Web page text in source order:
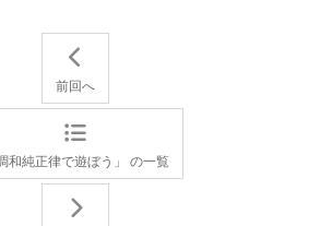
前回へ
和純正律で遊ぼう」 の一覧